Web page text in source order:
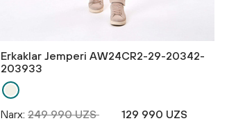
Erkaklar Jemperi AW24CR2-29-20342-
203933
Narx: 249 990 UZS 129 990 UZS